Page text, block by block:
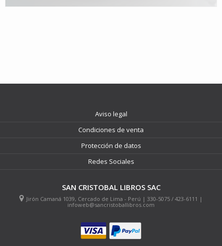
Aviso legal
Condiciones de venta
Protección de datos
Redes Sociales
SAN CRISTOBAL LIBROS SAC
Jirón Camaná 1039, Cercado de Lima - Perú | 330-5075 / 423-6111 |
infoweb@sancristoballibros.com